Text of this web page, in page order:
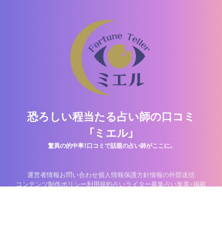
恐ろしい程当たる占い師の口コミ
「ミエル」
驚異の的中率！口コミで話題の占い師がここに。
運営者情報お問い合わせ個人情報保護方針情報の外部送信
コンテンツ制作ポリシー利用規約占いライター募集占い集客・掲載